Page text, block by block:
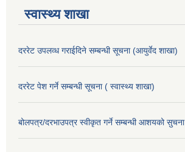
स्वास्थ्य शाखा
दररेट उपलव्ध गराईदिने सम्बन्धी सूचना (आयुर्वेद शाखा)
दररेट पेश गर्ने सम्बन्धी सूचना ( स्वास्थ्य शाखा)
बोलपत्र/दरभाउपत्र स्वीकृत गर्ने सम्बन्धी आशयको सुचना